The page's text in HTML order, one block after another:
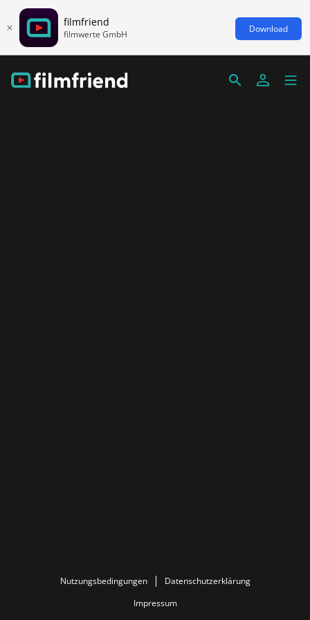
filmfriend
filmwerte GmbH Download
Nutzungsbedingungen
Datenschutzerklärung
Impressum